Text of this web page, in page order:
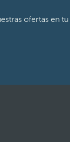
ofertas en tu